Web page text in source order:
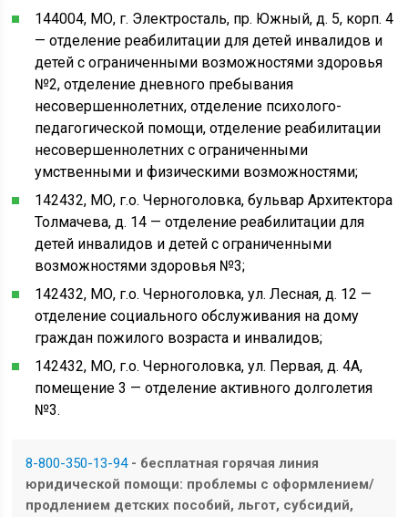
144004, МО, г. Электросталь, пр. Южный, д. 5, корп. 4
— отделение реабилитации для детей инвалидов и
детей с ограниченными возможностями здоровья
№2, отделение дневного пребывания
несовершеннолетних, отделение психолого-
педагогической помощи, отделение реабилитации
несовершеннолетних с ограниченными
умственными и физическими возможностями;
142432, МО, г.о. Черноголовка, бульвар Архитектора
Толмачева, д. 14 — отделение реабилитации для
детей инвалидов и детей с ограниченными
возможностями здоровья №3;
142432, МО, г.о. Черноголовка, ул. Лесная, д. 12 —
отделение социального обслуживания на дому
граждан пожилого возраста и инвалидов;
142432, МО, г.о. Черноголовка, ул. Первая, д. 4А,
помещение 3 — отделение активного долголетия
№3.
8-800-350-13-94- бесплатная горячая линия
юридической помощи: проблемы с оформлением/
продлением детских пособий, льгот, субсидий,